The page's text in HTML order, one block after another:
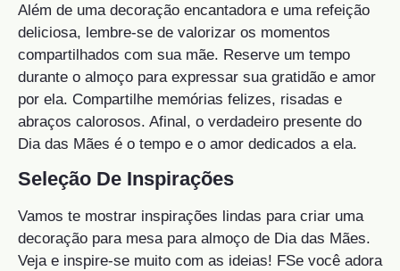
Além de uma decoração encantadora e uma refeição
deliciosa, lembre-se de valorizar os momentos
compartilhados com sua mãe. Reserve um tempo
durante o almoço para expressar sua gratidão e amor
por ela. Compartilhe memórias felizes, risadas e
abraços calorosos. Afinal, o verdadeiro presente do
Dia das Mães é o tempo e o amor dedicados a ela.
Seleção De Inspirações
Vamos te mostrar inspirações lindas para criar uma
decoração para mesa para almoço de Dia das Mães.
Veja e inspire-se muito com as ideias! FSe você adora